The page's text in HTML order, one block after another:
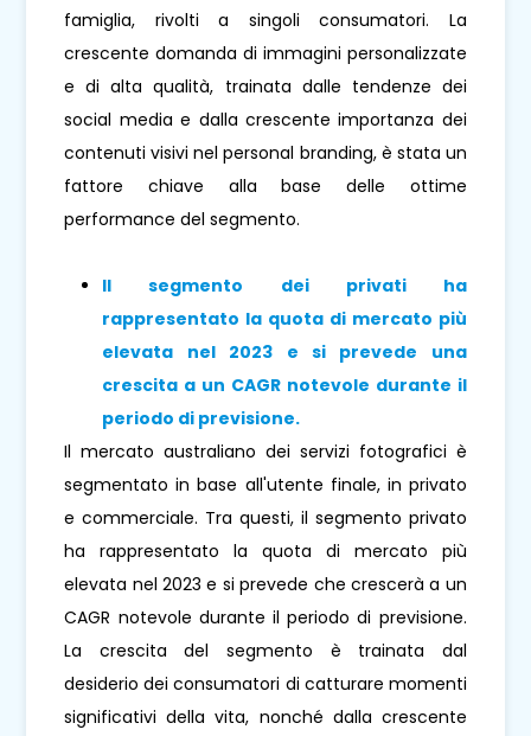
famiglia, rivolti a singoli consumatori. La
crescente domanda di immagini personalizzate
e di alta qualità, trainata dalle tendenze dei
social media e dalla crescente importanza dei
contenuti visivi nel personal branding, è stata un
fattore chiave alla base delle ottime
performance del segmento.
Il segmento dei privati ​​ha
rappresentato la quota di mercato più
elevata nel 2023 e si prevede una
crescita a un CAGR notevole durante il
periodo di previsione.
Il mercato australiano dei servizi fotografici è
segmentato in base all'utente finale, in privato
e commerciale. Tra questi, il segmento privato
ha rappresentato la quota di mercato più
elevata nel 2023 e si prevede che crescerà a un
CAGR notevole durante il periodo di previsione.
La crescita del segmento è trainata dal
desiderio dei consumatori di catturare momenti
significativi della vita, nonché dalla crescente